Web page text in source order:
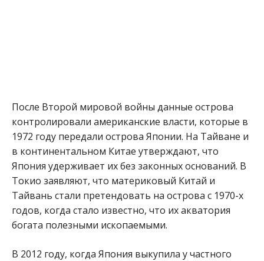
После Второй мировой войны данные острова
контролировали американские власти, которые в
1972 году передали острова Японии. На Тайване и
в континентальном Китае утверждают, что
Япония удерживает их без законных оснований. В
Токио заявляют, что материковый Китай и
Тайвань стали претендовать на острова с 1970-х
годов, когда стало известно, что их акватория
богата полезными ископаемыми.
В 2012 году, когда Япония выкупила у частного